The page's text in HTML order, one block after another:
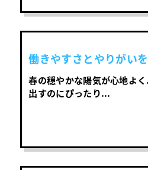
働きやすさとやりがい
す
春の穏やかな陽気が心地よ
出すのにぴったり...